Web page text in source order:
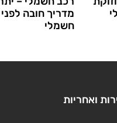
מדריך חובה
חשמלי
ואחריות